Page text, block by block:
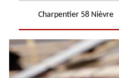
Charpentier 58 Nièvre